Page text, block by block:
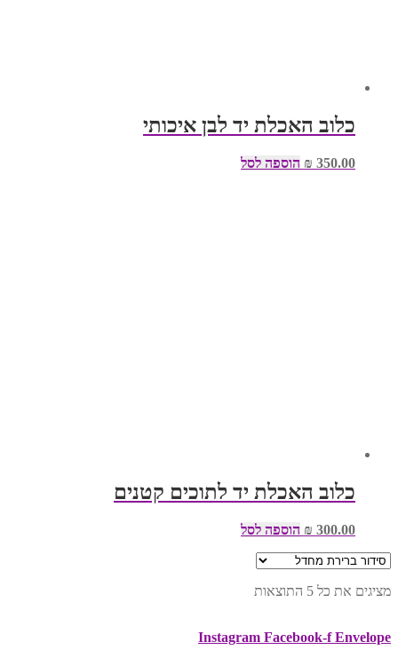
כלוב האכלת יד לבן איכותי
₪ 350.00 הוספה לסל
כלוב האכלת יד לתוכים קטנים
₪ 300.00 הוספה לסל
מציגים את כל ⁦5⁩ התוצאות
Instagram Facebook-f Envelope